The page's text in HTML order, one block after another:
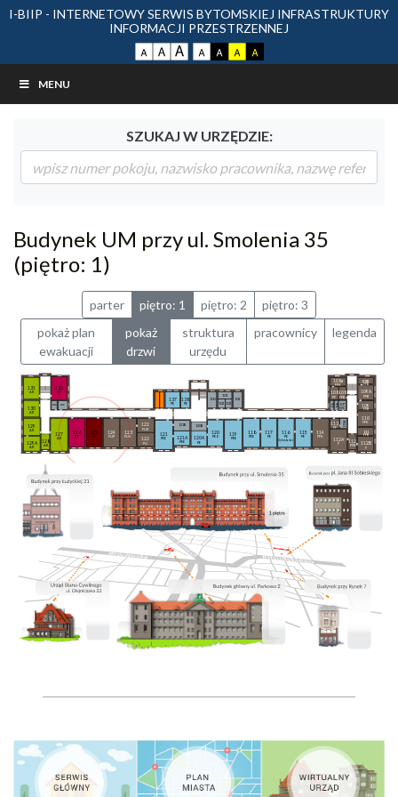
I-BIIP - INTERNETOWY SERWIS BYTOMSKIEJ INFRASTRUKTURY
INFORMACJI PRZESTRZENNEJ
MENU
SZUKAJ W URZĘDZIE:
Budynek UM przy ul. Smolenia 35
(piętro: 1)
parter piętro: 1 piętro: 2
piętro: 3
pokaż plan
ewakuacji
pokaż
drzwi
struktura
urzędu
pracownicy legenda
wc
wc
100
101
102 103
104
105 106 107
WC
113A
121B 120B
108
FFB
108
FF
108a
FFK
109
FFB
109A
FFB
109B
FFB
110
FFK
111
FFB
112
FFB
112A
F 112B
F
113
FF
114
FFK
115
PE
116
PE
Sekretariat
117
PE
118
PEE
119
PEE
120
PEO
120A
PE
121
PEE 121A
PEE
122
FU
122
FUK
123
FUK
124
FUP
126
ST
127
AR
128
AR
129
AR
129A
AR
130
AR
131
AR
132
ST
137
PE
138
PE
125
ST